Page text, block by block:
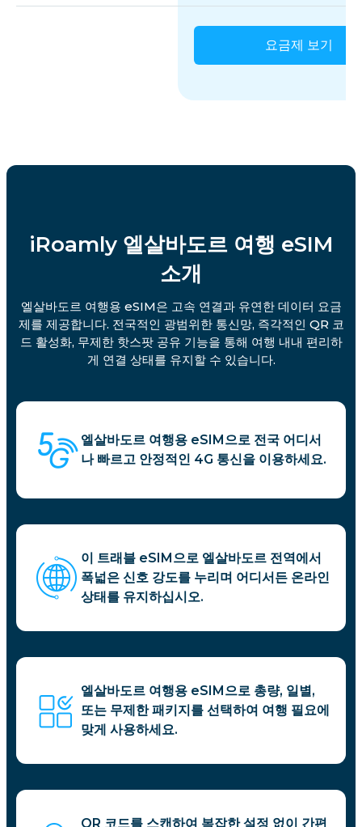
요금제 보기
iRoamly 엘살바도르 여행 eSIM
소개
엘살바도르 여행용 eSIM은 고속 연결과 유연한 데이터 요금
제를 제공합니다. 전국적인 광범위한 통신망, 즉각적인 QR 코
드 활성화, 무제한 핫스팟 공유 기능을 통해 여행 내내 편리하
게 연결 상태를 유지할 수 있습니다.
엘살바도르 여행용 eSIM으로 전국 어디서
나 빠르고 안정적인 4G 통신을 이용하세요.
이 트래블 eSIM으로 엘살바도르 전역에서
폭넓은 신호 강도를 누리며 어디서든 온라인
상태를 유지하십시오.
엘살바도르 여행용 eSIM으로 총량, 일별,
또는 무제한 패키지를 선택하여 여행 필요에
맞게 사용하세요.
QR 코드를 스캔하여 복잡한 설정 없이 간편